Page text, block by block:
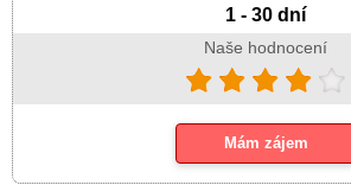
1 - 30 dní
Naše hodnocení
Mám zájem